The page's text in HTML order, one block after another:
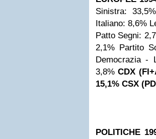
Sinistra: 33,5%
Italiano: 8,6%
Patto Segni:
2,1% Partito
Democrazia -
3,8% CDX
15,1% CSX
POLITICHE